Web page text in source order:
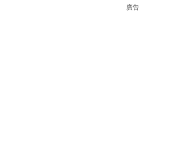
廣告